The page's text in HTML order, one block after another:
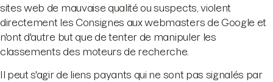
sites web de mauvaise qualité ou suspects, violent
directement les Consignes aux webmasters de Google et
n'ont d'autre but que de tenter de manipuler les
classements des moteurs de recherche.
Il peut s'agir de liens payants qui ne sont pas signalés par